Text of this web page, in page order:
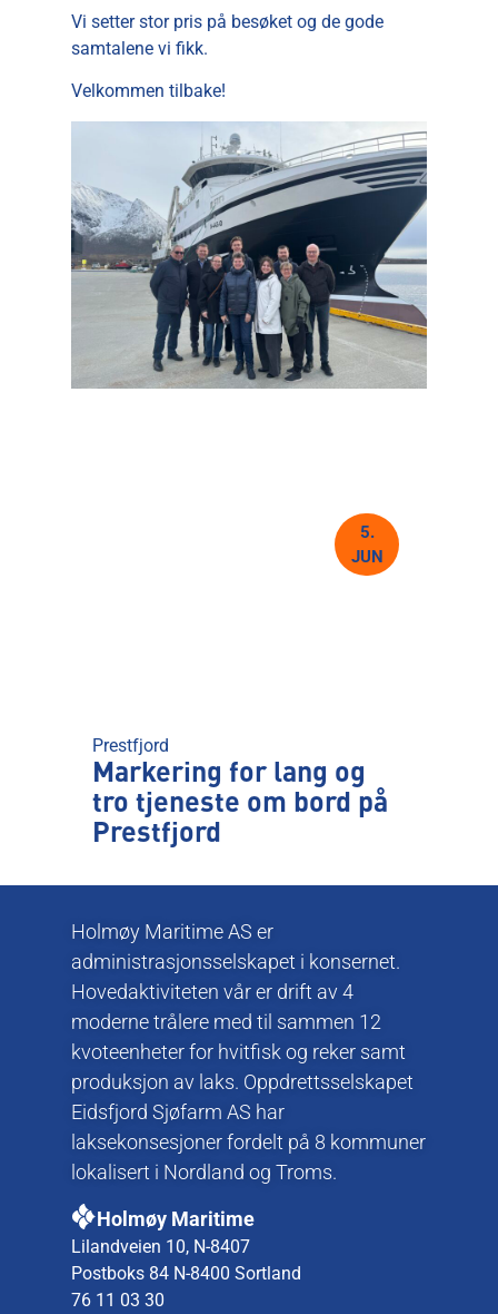
Vi setter stor pris på besøket og de gode
samtalene vi fikk.
Velkommen tilbake!
5.
JUN
Prestfjord
Markering for lang og
tro tjeneste om bord på
Prestfjord
Holmøy Maritime AS er
administrasjonsselskapet i konsernet.
Hovedaktiviteten vår er drift av 4
moderne trålere med til sammen 12
kvoteenheter for hvitfisk og reker samt
produksjon av laks. Oppdrettsselskapet
Eidsfjord Sjøfarm AS har
laksekonsesjoner fordelt på 8 kommuner
lokalisert i Nordland og Troms.
Holmøy Maritime
Lilandveien 10, N-8407
Postboks 84 N-8400 Sortland
76 11 03 30